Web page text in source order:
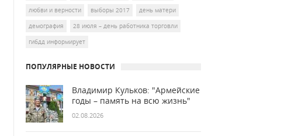
любви и верности
выборы 2017
день матери
демография
28 июля – день работника торговли
гибдд информирует
ПОПУЛЯРНЫЕ НОВОСТИ
Владимир Кульков: "Армейские
годы – память на всю жизнь"
02.08.2026